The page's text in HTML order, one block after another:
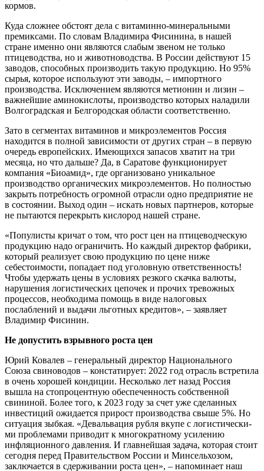
кормов.
Куда сложнее обстоят дела с вита­минно-минеральными
премиксами. По словам Владимира Фисинина, в на­шей
стране именно они являются сла­бым звеном не только
птицеводства, но и животноводства. В России дей­ствуют 15
заводов, способных произво­дить такую продукцию. Но 95%
сырья, которое используют эти заводы, – им­портного
производства. Исключением являются метионин и лизин –
важней­шие аминокислоты, производство ко­торых наладили
Волгоградская и Бел­городская области соответственно.
Зато в сегментах витаминов и ми­кроэлементов Россия
находится в пол­ной зависимости от других стран – в первую
очередь европейских. Имеющихся запасов хватит на три
месяца, но что дальше? Да, в Сарато­ве функционирует
компания «Биоамид», где организовано уникальное
производство органических микроэлементов. Но полностью
закрыть потребность огромной отрасли одно предприятие не
в состоянии. Выход один – искать новых партнеров, кото­рые
не пытаются перекрыть кислород нашей стране.
«Популисты кричат о том, что рост цен на птицеводческую
продукцию надо ограничить. Но каждый директор фабрики,
который реализует свою про­дукцию по цене ниже
себестоимости, попадает под уголовную ответствен­ность!
Чтобы удержать цены в услови­ях резкого скачка валюты,
нарушения логистических цепочек и прочих тре­вожных
процессов, необходима по­мощь в виде налоговых
послаблений и выдачи льготных кредитов», – заяв­ляет
Владимир Фисинин.
Не допустить взрывного роста цен
Юрий Ковалев – генеральный дирек­тор Национального
Союза свиново­дов – констатирует: 2022 год отрасль встретила
в очень хорошей кондиции. Несколько лет назад Россия
вышла на стопроцентную обеспеченность собственной
свининой. Более того, к 2023 году за счет уже сделанных
инвестиций ожидается прирост про­изводства свыше 5%. Но
ситуация зыбкая. «Девальвация рубля вкупе с логистически­
ми проблемами приво­дит к многократному усилению
инфляцион­ного давления. И глав­нейшая задача, которая стоит
сегодня перед Правительством России и Минсельхозом,
заключается в сдерживании роста цен», – напоми­нает наш